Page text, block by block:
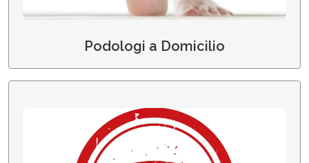
Podologi a Domicilio